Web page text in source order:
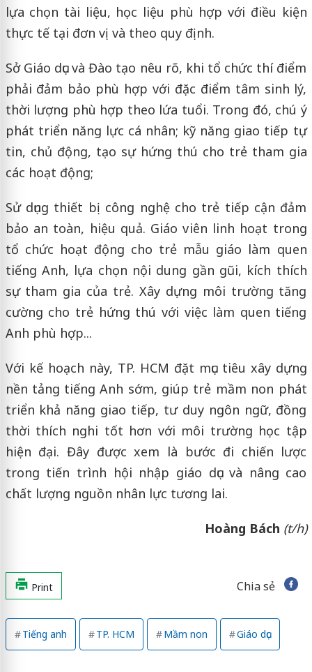
lựa chọn tài liệu, học liệu phù hợp với điều kiện
thực tế tại đơn vị và theo quy định.
Sở Giáo dục và Đào tạo nêu rõ, khi tổ chức thí điểm
phải đảm bảo phù hợp với đặc điểm tâm sinh lý,
thời lượng phù hợp theo lứa tuổi. Trong đó, chú ý
phát triển năng lực cá nhân; kỹ năng giao tiếp tự
tin, chủ động, tạo sự hứng thú cho trẻ tham gia
các hoạt động;
Sử dụng thiết bị công nghệ cho trẻ tiếp cận đảm
bảo an toàn, hiệu quả. Giáo viên linh hoạt trong
tổ chức hoạt động cho trẻ mẫu giáo làm quen
tiếng Anh, lựa chọn nội dung gần gũi, kích thích
sự tham gia của trẻ. Xây dựng môi trường tăng
cường cho trẻ hứng thú với việc làm quen tiếng
Anh phù hợp...
Với kế hoạch này, TP. HCM đặt mục tiêu xây dựng
nền tảng tiếng Anh sớm, giúp trẻ mầm non phát
triển khả năng giao tiếp, tư duy ngôn ngữ, đồng
thời thích nghi tốt hơn với môi trường học tập
hiện đại. Đây được xem là bước đi chiến lược
trong tiến trình hội nhập giáo dục và nâng cao
chất lượng nguồn nhân lực tương lai.
Hoàng Bách (t/h)
Print Chia sẻ
Tiếng anh TP. HCM Mầm non Giáo dục